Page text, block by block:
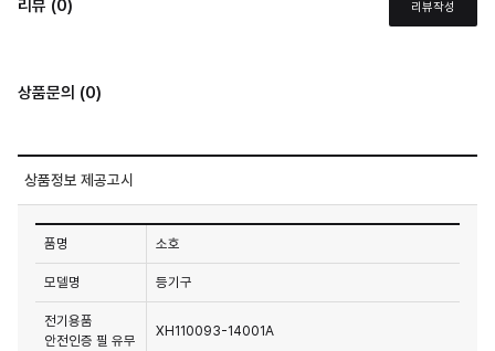
리뷰 (0) 리뷰작성
상품문의 (0)
상품정보 제공고시
품명 소호
모델명 등기구
전기용품
안전인증 필 유무
XH110093-14001A